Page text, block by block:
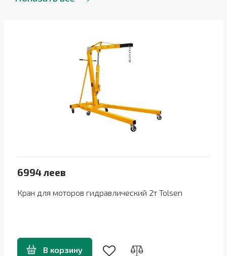
6994 леев
Кран для моторов гидравлический 2т Tolsen
В корзину